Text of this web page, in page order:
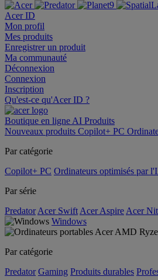
Acer ID
Mon profil
Mes produits
Enregistrer un produit
Ma communauté
Déconnexion
Connexion
Inscription
Qu'est-ce qu'Acer ID ?
Boutique en ligne AI Produits
Nouveaux produits Copilot+ PC
Par catégorie
Copilot+ PC Ordinateurs optimisés par
Par série
Predator Acer Swift Acer Aspire Acer
Windows
Par catégorie
Predator Gaming Produits durables